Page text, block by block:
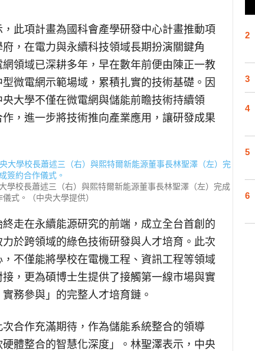
此項計畫為國科會產學研發中心計畫推動項
，在電力與永續科技領域長期扮演關鍵角
領域已深耕多年，早在數年前便由陳正一教
微電網示範場域，累積扎實的技術基礎。因
大學不僅在微電網與儲能前瞻技術持續領
，進一步將技術推向產業應用，讓研發成果
學校長蕭述三（右）與熙特爾新能源董事長林聖澤（左）完成
式。（中央大學提供）
走在永續能源研究的前端，成立全台首創的
於跨領域的綠色技術研發與人才培育。此次
不僅能將學校在電機工程、資訊工程等領域
，更為碩博士生提供了接觸第一線市場與實
務參與」的完整人才培育鏈。
合作充滿期待，作為儲能系統整合的領導
體整合的智慧化深度」。林聖澤表示，中央
2
3
4
5
6